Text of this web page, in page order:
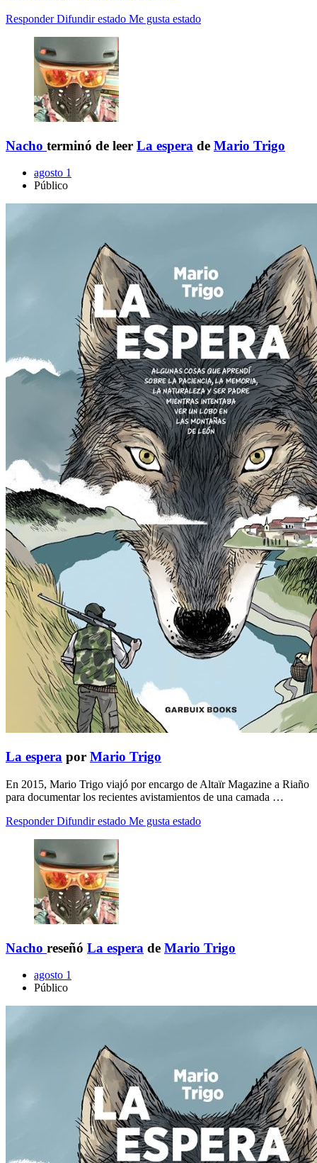
Responder Difundir estado Me gusta estado
Nacho terminó de leer La espera de Mario Trigo
agosto 1
Público
La espera por Mario Trigo
En 2015, Mario Trigo viajó por encargo de Altaïr Magazine a Riaño
para documentar los recientes avistamientos de una camada …
Responder Difundir estado Me gusta estado
Nacho reseñó La espera de Mario Trigo
agosto 1
Público